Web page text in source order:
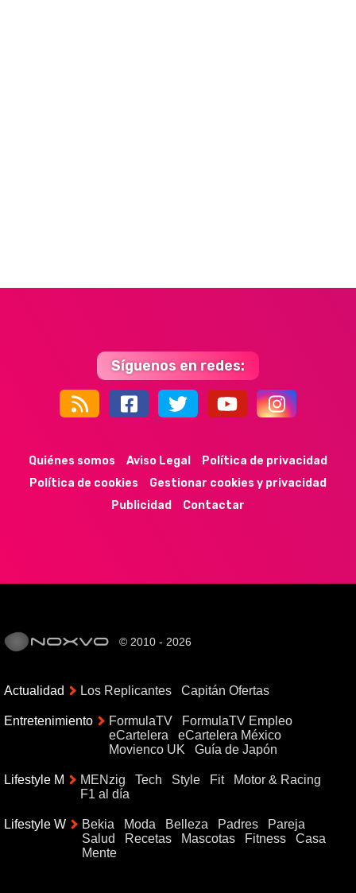
Síguenos en redes:
44k 9k 35k 352
Quiénes somos Aviso Legal
Política de privacidad
Política de cookies
Gestionar cookies y privacidad
Publicidad
Contactar
© 2010 - 2026
Actualidad Los Replicantes Capitán Ofertas
Entretenimiento FormulaTV
FormulaTV Empleo
eCartelera
eCartelera México
Movienco UK
Guía de Japón
Lifestyle M MENzig Tech Style Fit
Motor & Racing
F1 al día
Lifestyle W Bekia Moda Belleza Padres
Pareja
Salud
Recetas Mascotas Fitness
Casa
Mente